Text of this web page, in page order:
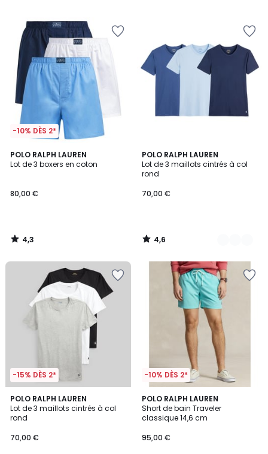
-10% DÈS 2*
POLO RALPH LAUREN
Lot de 3 boxers en coton
80,00 €
4,3
/ 5
4,3
/
POLO RALPH LAUREN
Lot de 3 maillots cintrés à col
rond
70,00 €
4,6
/ 5
4
Couleurs
4,6
/
-15% DÈS 2*
POLO RALPH LAUREN
Lot de 3 maillots cintrés à col
rond
70,00 €
4,5
/ 5
-10% DÈS 2*
POLO RALPH LAUREN
Short de bain Traveler
classique 14,6 cm
95,00 €
4,9
/ 5
5
Couleurs